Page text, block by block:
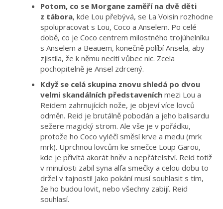
Potom, co se Morgane zaměří na dvě děti
z tábora, kde Lou přebývá, se La Voisin rozhodne
spolupracovat s Lou, Coco a Anselem. Po celé
době, co je Coco centrem milostného trojúhelníku
s Anselem a Beauem, konečně políbí Ansela, aby
zjistila, že k němu necítí vůbec nic. Zcela
pochopitelně je Ansel zdrcený.
Když se celá skupina znovu shledá po dvou
velmi skandálních představeních mezi Lou a
Reidem zahrnujících nože, je objeví více lovců
odměn. Reid je brutálně pobodán a jeho balisardu
sežere magický strom. Ale vše je v pořádku,
protože ho Coco vyléčí směsí krve a medu (mrk
mrk). Uprchnou lovcům ke smečce Loup Garou,
kde je přivítá akorát hněv a nepřátelství. Reid totiž
v minulosti zabil syna alfa smečky a celou dobu to
držel v tajnosti! Jako pokání musí souhlasit s tím,
že ho budou lovit, nebo všechny zabijí. Reid
souhlasí.